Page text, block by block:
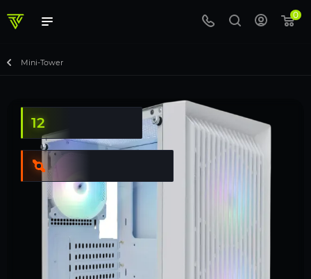
0
Mini-Tower